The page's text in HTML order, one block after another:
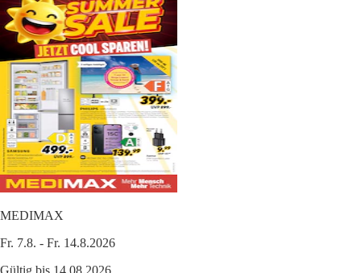
MEDIMAX
Fr. 7.8. - Fr. 14.8.2026
Gültig bis 14.08.2026